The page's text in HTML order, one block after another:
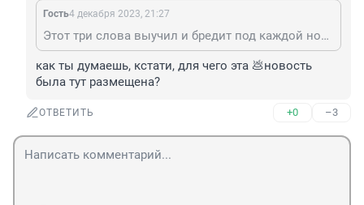
Гость4 декабря 2023, 21:27
Этот три слова выучил и бредит под каждой новостью про своих пластов и прочих🤦🏻‍♂️🤦🏻‍♂️🤦🏻‍♂️Деточка, ты хоть русский язык выучи.
как ты думаешь, кстати, для чего эта 💩новость
была тут размещена?
ОТВЕТИТЬ +0 –3